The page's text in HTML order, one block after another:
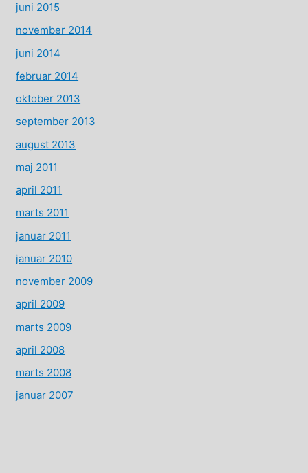
juni 2015
november 2014
juni 2014
februar 2014
oktober 2013
september 2013
august 2013
maj 2011
april 2011
marts 2011
januar 2011
januar 2010
november 2009
april 2009
marts 2009
april 2008
marts 2008
januar 2007